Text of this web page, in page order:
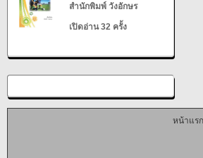
สำนักพิมพ์ วังอักษร
เปิดอ่าน 32 ครั้ง
หน้าแรก